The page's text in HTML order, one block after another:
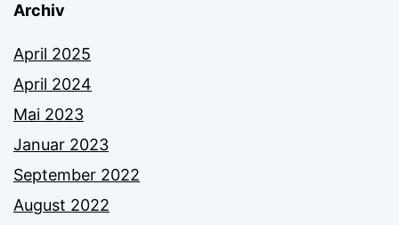
Archiv
April 2025
April 2024
Mai 2023
Januar 2023
September 2022
August 2022